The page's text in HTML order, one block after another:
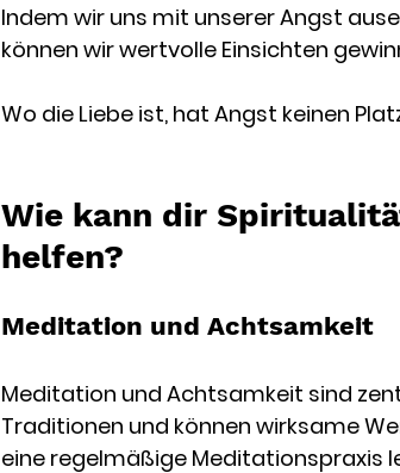
Indem wir uns mit unserer Angst
können wir wertvolle Einsichten
Wo die Liebe ist, hat Angst keinen
Wie kann dir
helfen?
Meditation und Achtsamkeit
Meditation und Achtsamkeit sind
Traditionen und können wirksame
eine regelmäßige Meditationspraxis